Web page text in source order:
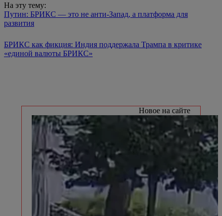
На эту тему:
Путин: БРИКС — это не анти-Запад, а платформа для
развития
БРИКС как фикция: Индия поддержала Трампа в критике
«единой валюты БРИКС»
Новое на сайте